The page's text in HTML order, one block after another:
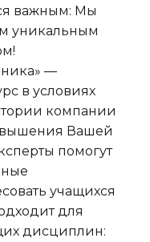
важным: Мы
уникальным
—
в условиях
компании
Вашей
помогут
учащихся
для
дисциплин: